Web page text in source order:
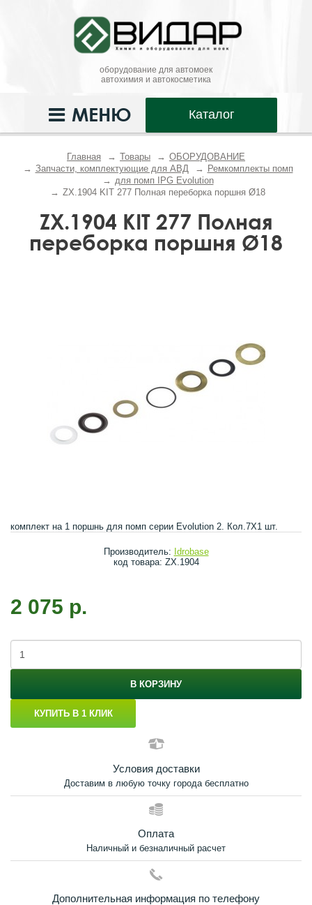
оборудование для автомоек
автохимия и автокосметика
Каталог
МЕНЮ
Главная Товары
ОБОРУДОВАНИЕ
Запчасти, комплектующие для АВД
Ремкомплекты помп
для помп IPG Evolution
ZX.1904 KIT 277 Полная переборка поршня Ø18
ZX.1904 KIT 277 Полная
переборка поршня Ø18
комплект на 1 поршнь для помп серии Evolution 2. Кол.7Х1 шт.
Производитель: Idrobase
код товара: ZX.1904
2 075 р.
В КОРЗИНУ
КУПИТЬ В 1 КЛИК
Условия доставки
Доставим в любую точку города бесплатно
Оплата
Наличный и безналичный расчет
Дополнительная информация по телефону